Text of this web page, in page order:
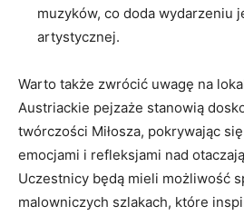
muzyków, co⁤ doda wydarzeniu
artystycznej.
Warto także zwrócić uwagę na
Austriackie pejzaże stanowią
twórczości ⁤Miłosza,⁤ pokrywając
emocjami i refleksjami nad​
Uczestnicy będą mieli możliwość
⁤malowniczych⁣ szlakach, które